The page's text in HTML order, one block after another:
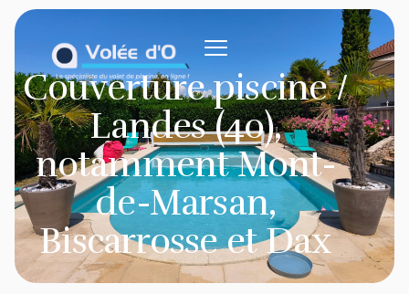
principal
Couverture piscine /
Landes (40),
notamment Mont-
de-Marsan,
Biscarrosse et Dax